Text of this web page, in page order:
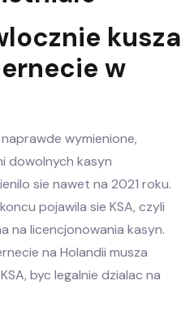
kusza
w
wymienione,
dowolnych kasyn
sie nawet na 2021 roku.
pojawila sie KSA, czyli
na licencjonowania kasyn.
na Holandii musza
byc legalnie dzialac na